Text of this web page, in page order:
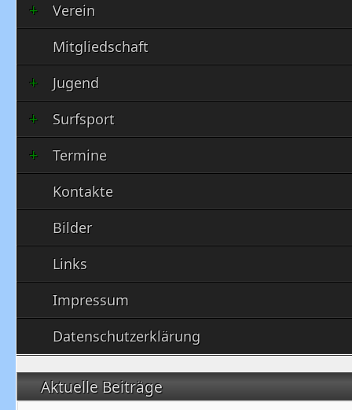
Verein
Mitgliedschaft
Jugend
Surfsport
Termine
Kontakte
Bilder
Links
Impressum
Datenschutzerklärung
Aktuelle Beiträge